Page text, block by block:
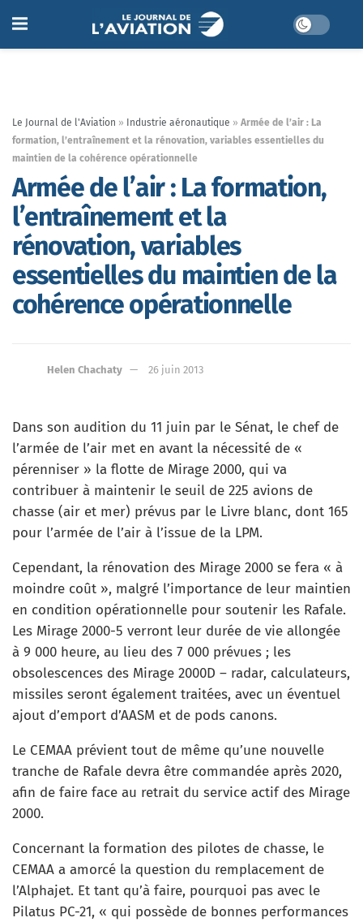
Le Journal de l'Aviation » Industrie aéronautique » Armée de l’air : La
formation, l’entraînement et la rénovation, variables essentielles du
maintien de la cohérence opérationnelle
Armée de l’air : La formation,
l’entraînement et la
rénovation, variables
essentielles du maintien de la
cohérence opérationnelle
Helen Chachaty 26 juin 2013
Dans son audition du 11 juin par le Sénat, le chef de
l’armée de l’air met en avant la nécessité de «
pérenniser » la flotte de Mirage 2000, qui va
contribuer à maintenir le seuil de 225 avions de
chasse (air et mer) prévus par le Livre blanc, dont 165
pour l’armée de l’air à l’issue de la LPM.
Cependant, la rénovation des Mirage 2000 se fera « à
moindre coût », malgré l’importance de leur maintien
en condition opérationnelle pour soutenir les Rafale.
Les Mirage 2000-5 verront leur durée de vie allongée
à 9 000 heure, au lieu des 7 000 prévues ; les
obsolescences des Mirage 2000D – radar, calculateurs,
missiles seront également traitées, avec un éventuel
ajout d’emport d’AASM et de pods canons.
Le CEMAA prévient tout de même qu’une nouvelle
tranche de Rafale devra être commandée après 2020,
afin de faire face au retrait du service actif des Mirage
2000.
Concernant la formation des pilotes de chasse, le
CEMAA a amorcé la question du remplacement de
l’Alphajet. Et tant qu’à faire, pourquoi pas avec le
Pilatus PC-21, « qui possède de bonnes performances